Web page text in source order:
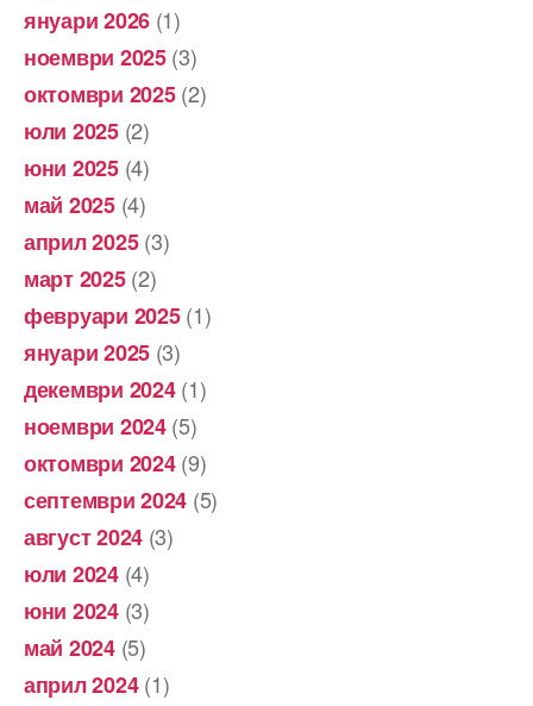
януари 2026 (1)
ноември 2025(3)
октомври 2025(2)
юли 2025(2)
юни 2025(4)
май 2025(4)
април 2025(3)
март 2025(2)
февруари 2025(1)
януари 2025 (3)
декември 2024(1)
ноември 2024(5)
октомври 2024(9)
септември 2024 (5)
август 2024 (3)
юли 2024(4)
юни 2024(3)
май 2024(5)
април 2024(1)